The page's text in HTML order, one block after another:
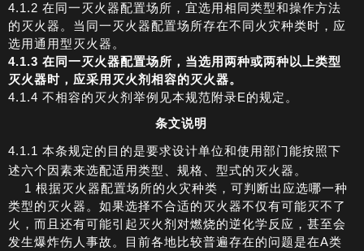
4.1.2 在同一灭火器配置场所，宜选用相同类型和操作方法
的灭火器。当同一灭火器配置场所存在不同火灾种类时，应
选用通用型灭火器。
4.1.3 在同一灭火器配置场所，当选用两种或两种以上类型
灭火器时，应采用灭火剂相容的灭火器。
4.1.4 不相容的灭火剂举例见本规范附录E的规定。
条文说明
4.1.1 本条规定的目的是要求设计单位和使用部门能按照下
述六个因素来选配适用类型、规格、型式的灭火器。
1 根据灭火器配置场所的火灾种类，可判断出应选哪一种
类型的灭火器。如果选择不合适的灭火器不仅有可能灭不了
火，而且还有可能引起灭火剂对燃烧的逆化学反应，甚至会
发生爆炸伤人事故。目前各地比较普遍存在的问题是在A类